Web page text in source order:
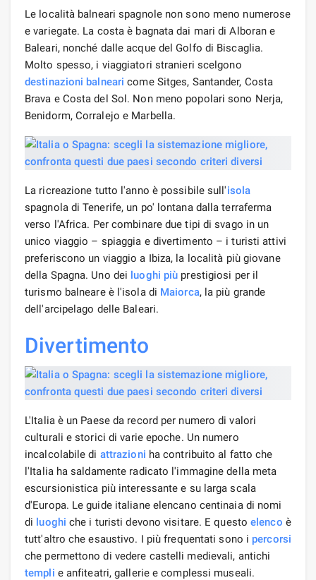
Le località balneari spagnole non sono meno numerose
e variegate. La costa è bagnata dai mari di Alboran e
Baleari, nonché dalle acque del Golfo di Biscaglia.
Molto spesso, i viaggiatori stranieri scelgono
destinazioni balneari come Sitges, Santander, Costa
Brava e Costa del Sol. Non meno popolari sono Nerja,
Benidorm, Corralejo e Marbella.
La ricreazione tutto l'anno è possibile sull'isola
spagnola di Tenerife, un po' lontana dalla terraferma
verso l'Africa. Per combinare due tipi di svago in un
unico viaggio – spiaggia e divertimento – i turisti attivi
preferiscono un viaggio a Ibiza, la località più giovane
della Spagna. Uno dei luoghi più prestigiosi per il
turismo balneare è l'isola di Maiorca, la più grande
dell'arcipelago delle Baleari.
Divertimento
L'Italia è un Paese da record per numero di valori
culturali e storici di varie epoche. Un numero
incalcolabile di attrazioni ha contribuito al fatto che
l'Italia ha saldamente radicato l'immagine della meta
escursionistica più interessante e su larga scala
d'Europa. Le guide italiane elencano centinaia di nomi
di luoghi che i turisti devono visitare. E questoelenco è
tutt'altro che esaustivo. I più frequentati sono i percorsi
che permettono di vedere castelli medievali, antichi
templi e anfiteatri, gallerie e complessi museali.